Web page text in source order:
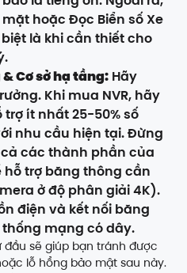
hoặc Đọc Biển số Xe
là khi cần thiết cho
Cơ sở hạ tầng: Hãy
Khi mua NVR, hãy
ít nhất 25-50% số
nhu cầu hiện tại. Đừng
các thành phần của
trợ băng thông cần
ở độ phân giải 4K).
điện và kết nối băng
mạng có dây.
sẽ giúp bạn tránh được
lỗ hổng bảo mật sau này.